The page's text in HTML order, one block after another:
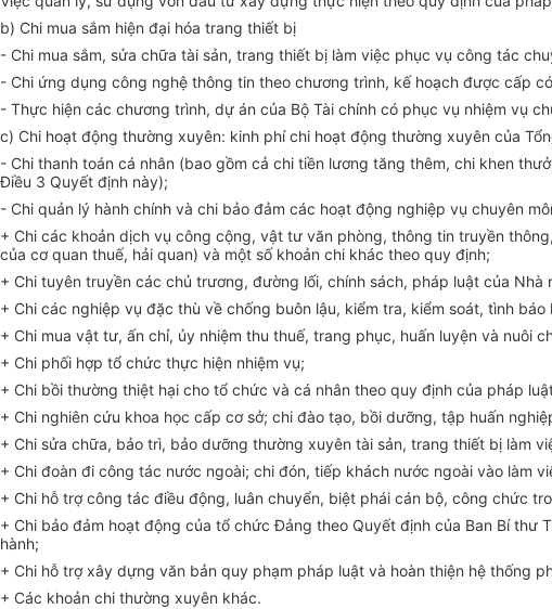
b) Chi mua sắm hiện đại hóa trang thiết bị
- Chi mua sắm, sửa chữa tài sản, trang thiết bị làm việc phục vụ công tác
- Chi ứng dụng công nghệ thông tin theo chương trình, kế hoạch được cấp có
- Thực hiện các chương trình, dự án của Bộ Tài chính có phục vụ nhiệm vụ
c) Chi hoạt động thường xuyên: kinh phí chi hoạt động thường xuyên của
- Chi thanh toán cá nhân (bao gồm cả chi tiền lương tăng thêm, chi khen
Điều 3 Quyết định này);
- Chi quản lý hành chính và chi bảo đảm các hoạt động nghiệp vụ chuyên
+ Chi các khoản dịch vụ công cộng, vật tư văn phòng, thông tin truyền
của cơ quan thuế, hải quan) và một số khoản chi khác theo quy định;
+ Chi tuyên truyền các chủ trương, đường lối, chính sách, pháp luật của
+ Chi các nghiệp vụ đặc thù về chống buôn lậu, kiểm tra, kiểm soát, tình
+ Chi mua vật tư, ấn chỉ, ủy nhiệm thu thuế, trang phục, huấn luyện và nuôi
+ Chi phối hợp tổ chức thực hiện nhiệm vụ;
+ Chi bồi thường thiệt hại cho tổ chức và cá nhân theo quy định của pháp
+ Chi nghiên cứu khoa học cấp cơ sở; chi đào tạo, bồi dưỡng, tập huấn
+ Chi sửa chữa, bảo trì, bảo dưỡng thường xuyên tài sản, trang thiết bị làm
+ Chi đoàn đi công tác nước ngoài; chi đón, tiếp khách nước ngoài vào làm
+ Chi hỗ trợ công tác điều động, luân chuyển, biệt phái cán bộ, công chức
+ Chi bảo đảm hoạt động của tổ chức Đảng theo Quyết định của Ban Bí
hành;
+ Chi hỗ trợ xây dựng văn bản quy phạm pháp luật và hoàn thiện hệ thống
+ Các khoản chi thường xuyên khác.